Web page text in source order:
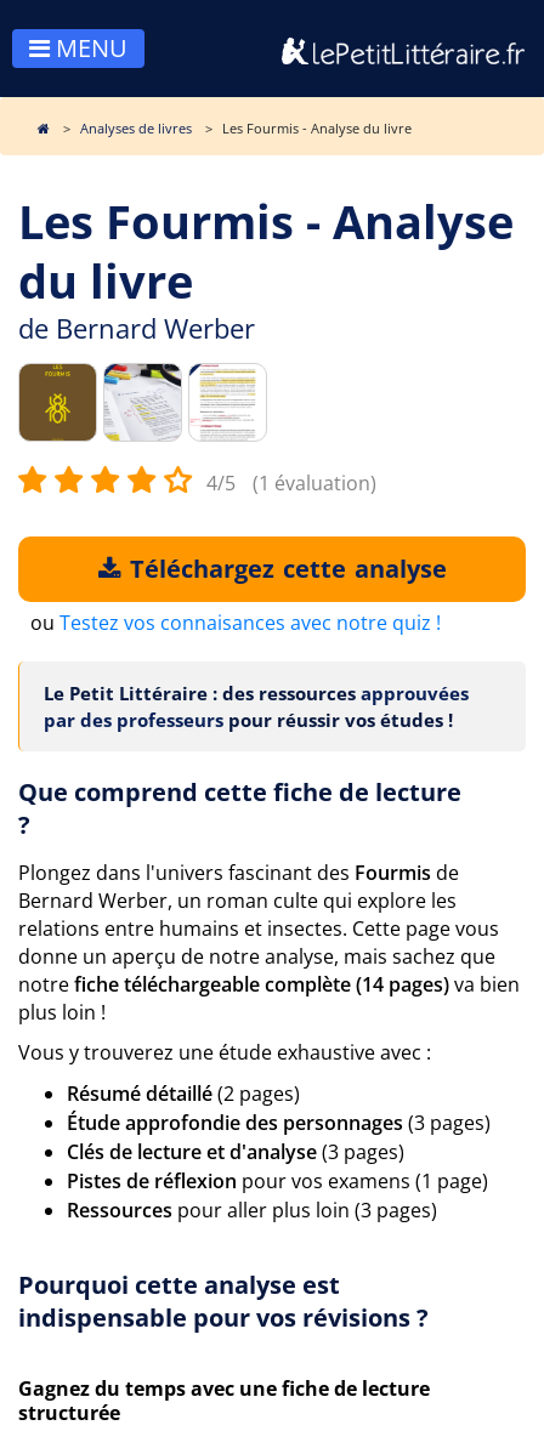
MENU
Analyses de livres Les Fourmis - Analyse du livre
Les Fourmis - Analyse
du livre
de Bernard Werber
4/5 (1 évaluation)
Téléchargez cette analyse
ou Testez vos connaisances avec notre quiz !
Le Petit Littéraire : des ressources approuvées
par des professeurs pour réussir vos études !
Que comprend cette fiche de lecture
?
Plongez dans l'univers fascinant des Fourmis de
Bernard Werber, un roman culte qui explore les
relations entre humains et insectes. Cette page vous
donne un aperçu de notre analyse, mais sachez que
notrefiche téléchargeable complète (14 pages)va bien
plus loin !
Vous y trouverez une étude exhaustive avec :
Résumé détaillé(2 pages)
Étude approfondie des personnages (3 pages)
Clés de lecture et d'analyse(3 pages)
Pistes de réflexion pour vos examens (1 page)
Ressources pour aller plus loin (3 pages)
Pourquoi cette analyse est
indispensable pour vos révisions ?
Gagnez du temps avec une fiche de lecture
structurée